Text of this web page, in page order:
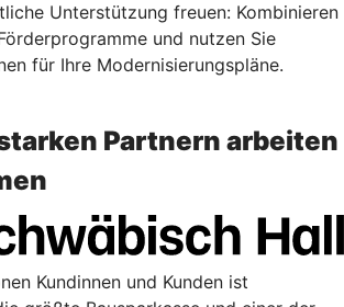
Unterstützung freuen: Kombinieren
und nutzen Sie
für Ihre Modernisierungspläne.
Partnern arbeiten
Kundinnen und Kunden ist